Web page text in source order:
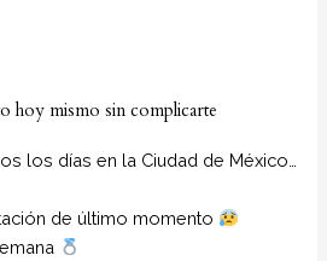
hoy mismo sin complicarte
los días en la Ciudad de México…
de último momento